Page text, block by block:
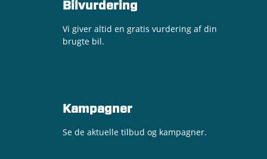
Bilvurdering
Vi giver altid en gratis vurdering af din
brugte bil.
Kampagner
Se de aktuelle tilbud og kampagner.